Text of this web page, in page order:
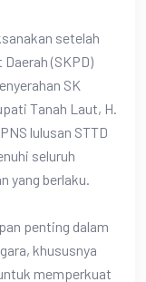
setelah
(SKPD)
SK
Tanah Laut, H.
lulusan STTD
seluruh
yang berlaku.
penting dalam
khususnya
memperkuat